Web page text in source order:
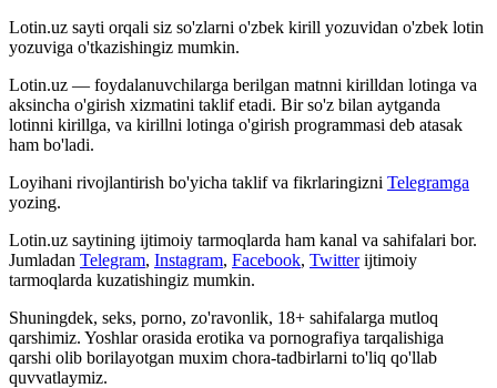
Lotin.uz sayti orqali siz so'zlarni o'zbek kirill yozuvidan o'zbek lotin
yozuviga o'tkazishingiz mumkin.
Lotin.uz — foydalanuvchilarga berilgan matnni kirilldan lotinga va
aksincha o'girish xizmatini taklif etadi. Bir so'z bilan aytganda
lotinni kirillga, va kirillni lotinga o'girish programmasi deb atasak
ham bo'ladi.
Loyihani rivojlantirish bo'yicha taklif va fikrlaringizni Telegramga
yozing.
Lotin.uz saytining ijtimoiy tarmoqlarda ham kanal va sahifalari bor.
Jumladan Telegram, Instagram, Facebook, Twitter ijtimoiy
tarmoqlarda kuzatishingiz mumkin.
Shuningdek, seks, porno, zo'ravonlik, 18+ sahifalarga mutloq
qarshimiz. Yoshlar orasida erotika va pornografiya tarqalishiga
qarshi olib borilayotgan muxim chora-tadbirlarni to'liq qo'llab
quvvatlaymiz.